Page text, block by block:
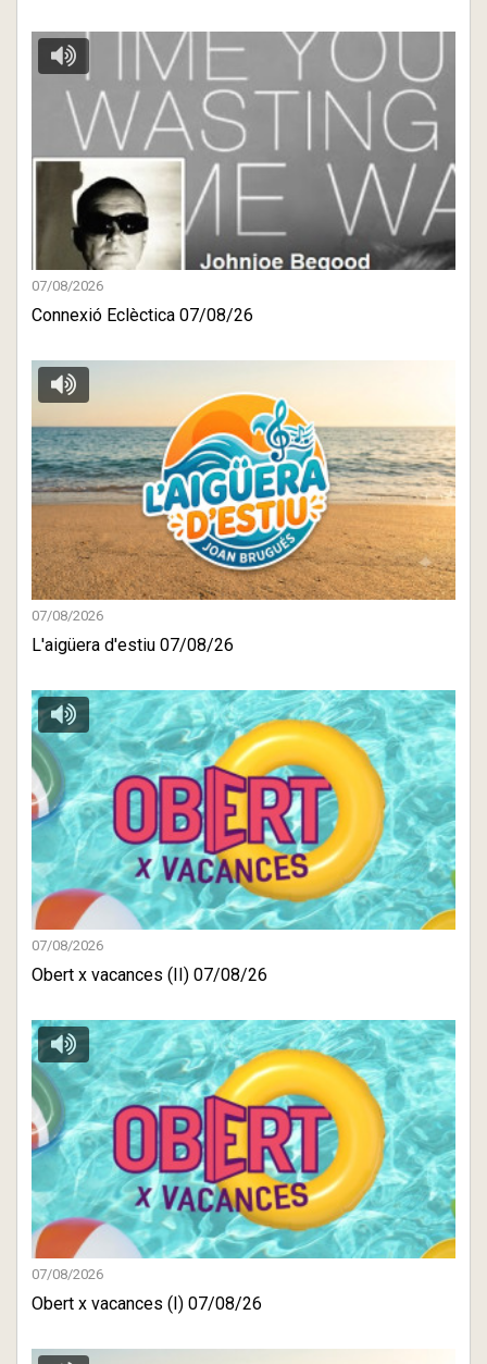
07/08/2026
Connexió Eclèctica 07/08/26
07/08/2026
L'aigüera d'estiu 07/08/26
07/08/2026
Obert x vacances (II) 07/08/26
07/08/2026
Obert x vacances (I) 07/08/26